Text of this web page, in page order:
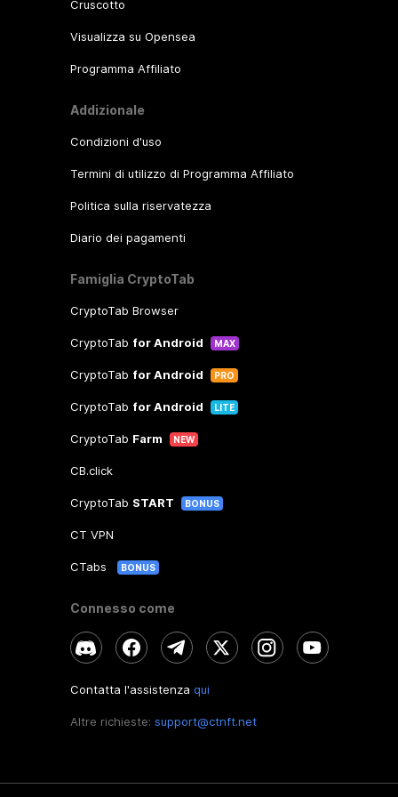
Cruscotto
Visualizza su Opensea
Programma Affiliato
Addizionale
Condizioni d'uso
Termini di utilizzo di Programma Affiliato
Politica sulla riservatezza
Diario dei pagamenti
Famiglia CryptoTab
CryptoTab Browser
CryptoTab for Android MAX
CryptoTab for Android PRO
CryptoTab for Android LITE
CryptoTab Farm NEW
CB.click
CryptoTab START BONUS
CT VPN
CTabs BONUS
Connesso come
Contatta l'assistenza qui
Altre richieste: support@ctnft.net